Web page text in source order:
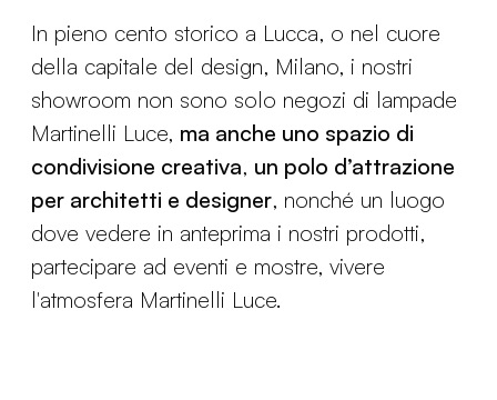
In pieno cento storico a Lucca, o nel cuore
della capitale del design, Milano, i nostri
showroom non sono solo negozi di lampade
Martinelli Luce, ma anche uno spazio di
condivisione creativa, un polo d’attrazione
per architetti e designer, nonché un luogo
dove vedere in anteprima i nostri prodotti,
partecipare ad eventi e mostre, vivere
l'atmosfera Martinelli Luce.